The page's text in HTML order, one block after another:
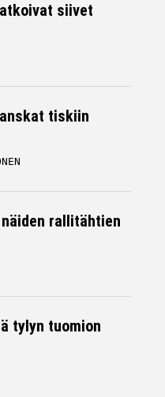
siivet
tiskiin
rallitähtien
tylyn tuomion